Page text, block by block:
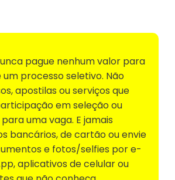
pague nenhum valor para
processo seletivo. Não
apostilas ou serviços que
em seleção ou
uma vaga. E jamais
bancários, de cartão ou envie
e fotos/selfies por e-
aplicativos de celular ou